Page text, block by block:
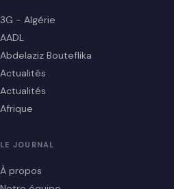
3G - Algérie
AADL
Abdelaziz Bouteflika
Actualités
Actualités
Afrique
LE JOURNAL
À propos